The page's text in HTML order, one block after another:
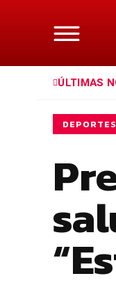
ÚLTIMAS
DEPORTES